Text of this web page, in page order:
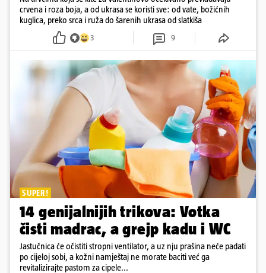
crvena i roza boja, a od ukrasa se koristi sve: od vate, božićnih
kuglica, preko srca i ruža do šarenih ukrasa od slatkiša
3 9
SUPER!
14 genijalnijih trikova: Votka
čisti madrac, a grejp kadu i WC
Jastučnica će očistiti stropni ventilator, a uz nju prašina neće padati
po cijeloj sobi, a kožni namještaj ne morate baciti već ga
revitalizirajte pastom za cipele...